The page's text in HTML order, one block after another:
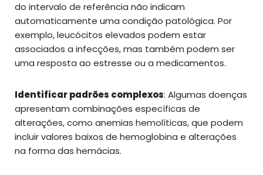
do intervalo de referência não indicam
automaticamente uma condição patológica. Por
exemplo, leucócitos elevados podem estar
associados a infecções, mas também podem ser
uma resposta ao estresse ou a medicamentos.
Identificar padrões complexos: Algumas doenças
apresentam combinações específicas de
alterações, como anemias hemolíticas, que podem
incluir valores baixos de hemoglobina e alterações
na forma das hemácias.